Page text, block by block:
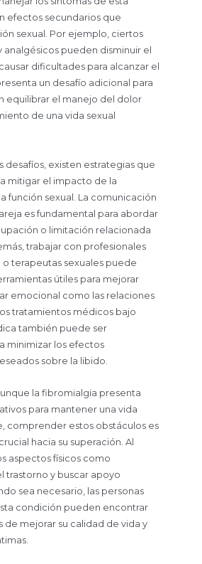
efectos secundarios que
sexual. Por ejemplo, ciertos
analgésicos pueden disminuir el
dificultades para alcanzar el
un desafío adicional para
equilibrar el manejo del dolor
de una vida sexual
desafíos, existen estrategias que
mitigar el impacto de la
función sexual. La comunicación
es fundamental para abordar
o limitación relacionada
trabajar con profesionales
o terapeutas sexuales puede
útiles para mejorar
emocional como las relaciones
tratamientos médicos bajo
también puede ser
minimizar los efectos
sobre la libido.
la fibromialgia presenta
para mantener una vida
comprender estos obstáculos es
hacia su superación. Al
aspectos físicos como
trastorno y buscar apoyo
sea necesario, las personas
condición pueden encontrar
de mejorar su calidad de vida y